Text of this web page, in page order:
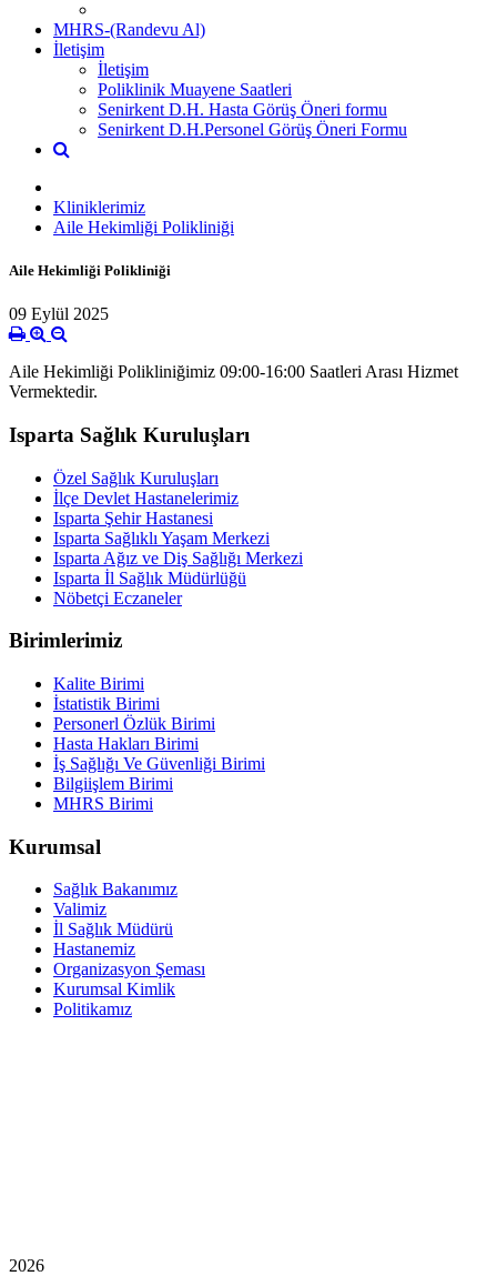
MHRS-(Randevu Al)
İletişim
İletişim
Poliklinik Muayene Saatleri
Senirkent D.H. Hasta Görüş Öneri formu
Senirkent D.H.Personel Görüş Öneri Formu
Kliniklerimiz
Aile Hekimliği Polikliniği
Aile Hekimliği Polikliniği
09 Eylül 2025
Aile Hekimliği Polikliniğimiz 09:00-16:00 Saatleri Arası Hizmet
Vermektedir.
Isparta Sağlık Kuruluşları
Özel Sağlık Kuruluşları
İlçe Devlet Hastanelerimiz
Isparta Şehir Hastanesi
Isparta Sağlıklı Yaşam Merkezi
Isparta Ağız ve Diş Sağlığı Merkezi
Isparta İl Sağlık Müdürlüğü
Nöbetçi Eczaneler
Birimlerimiz
Kalite Birimi
İstatistik Birimi
Personerl Özlük Birimi
Hasta Hakları Birimi
İş Sağlığı Ve Güvenliği Birimi
Bilgiişlem Birimi
MHRS Birimi
Kurumsal
Sağlık Bakanımız
Valimiz
İl Sağlık Müdürü
Hastanemiz
Organizasyon Şeması
Kurumsal Kimlik
Politikamız
2026